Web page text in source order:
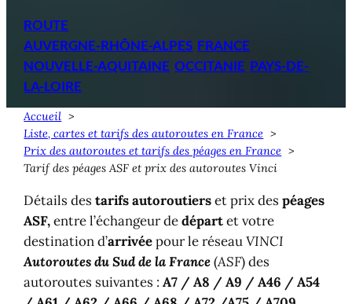
ROUTE
AUVERGNE-RHÔNE-ALPES FRANCE
NOUVELLE-AQUITAINE OCCITANIE PAYS-DE-
LA-LOIRE
Accueil
Liste, cartes et tarifs des autoroutes en France
Prix des autoroutes et tarifs des péages en France
Tarif des péages ASF et prix des autoroutes Vinci
Détails destarifs autoroutierset prix despéages
ASF,entre l’échangeur dedépartet votre
destination d’arrivéepour le réseauVINCI
Autoroutes du Sud de la France(ASF) des
autoroutes suivantes :A7 / A8 / A9 / A46 / A54